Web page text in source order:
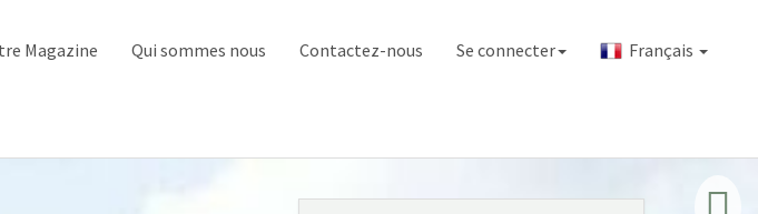
Magazine Qui sommes nous Contactez-nous Se connecter Français